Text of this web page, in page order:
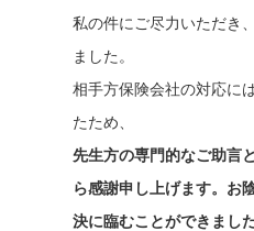
私の件にご尽力いただき
ました。
相手方保険会社の対応に
たため、
先生方の専門的なご助言
ら感謝申し上げます。お
決に臨むことができまし